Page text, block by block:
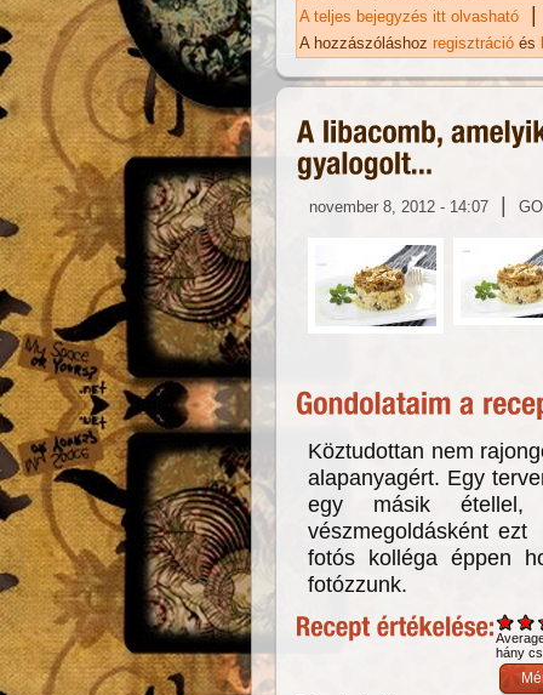
A teljes bejegyzés itt olvasható
|
A hozzászóláshoz regisztráció és
november 8, 2012 - 14:07 |
Köztudottan nem
alapanyagért. Egy
egy másik étellel,
vészmegoldásként
fotós kolléga éppen
fotózzunk.
hány